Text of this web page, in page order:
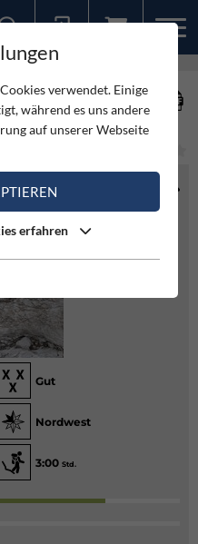
Gut
Nordwest
3:00 Std.
verwendet. Einige
während es uns andere
auf unserer Webseite
erfahren